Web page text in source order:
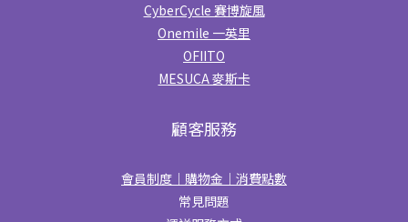
CyberCycle 賽博旋風
Onemile 一英里
OFIITO
MESUCA 麥斯卡
顧客服務
會員制度｜購物金｜消費點數
常見問題